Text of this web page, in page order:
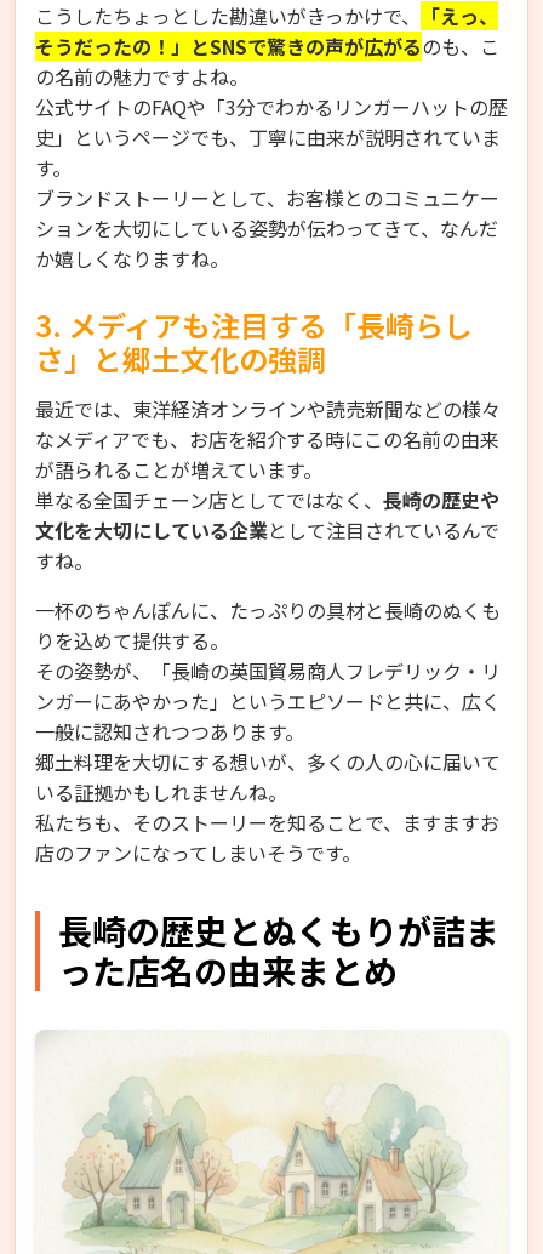
こうしたちょっとした勘違いがきっかけで、
「えっ、
そうだったの！」とSNSで驚きの声が広がるのも、こ
の名前の魅力ですよね。
公式サイトのFAQや「3分でわかるリンガーハットの歴
史」というページでも、丁寧に由来が説明されていま
す。
ブランドストーリーとして、お客様とのコミュニケー
ションを大切にしている姿勢が伝わってきて、なんだ
か嬉しくなりますね。
3. メディアも注目する「長崎らし
さ」と郷土文化の強調
最近では、東洋経済オンラインや読売新聞などの様々
なメディアでも、お店を紹介する時にこの名前の由来
が語られることが増えています。
単なる全国チェーン店としてではなく、 長崎の歴史や
文化を大切にしている企業として注目されているんで
すね。
一杯のちゃんぽんに、たっぷりの具材と長崎のぬくも
りを込めて提供する。
その姿勢が、「長崎の英国貿易商人フレデリック・リ
ンガーにあやかった」というエピソードと共に、広く
一般に認知されつつあります。
郷土料理を大切にする想いが、多くの人の心に届いて
いる証拠かもしれませんね。
私たちも、そのストーリーを知ることで、ますますお
店のファンになってしまいそうです。
長崎の歴史とぬくもりが詰ま
った店名の由来まとめ